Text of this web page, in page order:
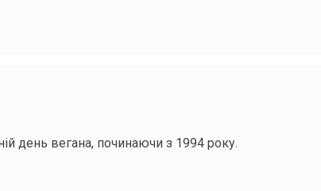
день вегана, починаючи з 1994 року.